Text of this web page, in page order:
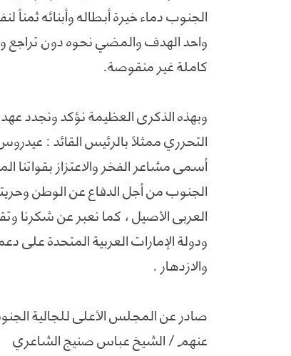
الجنوب دماء خيرة أبطاله وأبنائه
واحد الهدف والمضي نحوه دون تراجع
كاملة غير منقوصة.
وبهذه الذكرى العظيمة نؤكد ونجدد عهد
التحرري ممثلاً بالرئيس القائد :
أسمى مشاعر الفخر والاعتزاز بقواتنا
الجنوب من أجل الدفاع عن الوطن
العربي الأصيل ، كما نعبر عن شكرنا
ودولة الإمارات العربية المتحدة
والازدهار .
صادر عن المجلس الأعلى للجالية
عنهم / الشيخ عباس صنيج الشاعري